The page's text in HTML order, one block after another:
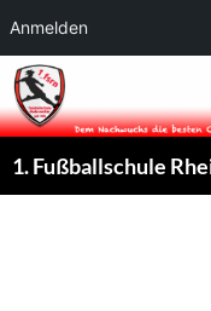
Anmelden
1. Fußballschule